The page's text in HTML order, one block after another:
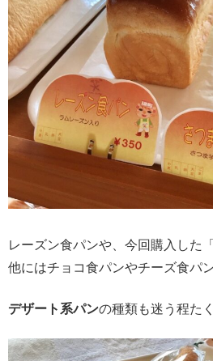
レーズン食パンや、今回購入した
他にはチョコ食パンやチーズ食パ
デザート系パンの種類も迷う程た